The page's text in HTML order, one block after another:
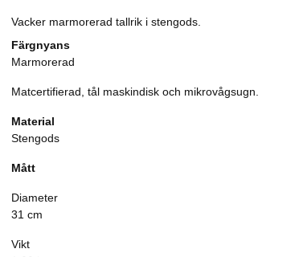
Vacker marmorerad tallrik i stengods.
Färgnyans
Marmorerad
Matcertifierad, tål maskindisk och mikrovågsugn.
Material
Stengods
Mått
Diameter
31 cm
Vikt